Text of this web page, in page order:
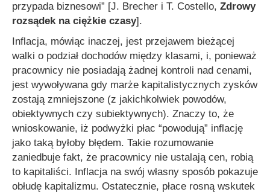
przypada biznesowi” [J. Brecher i T. Costello, Zdrowy
rozsądek na ciężkie czasy].
Inflacja, mówiąc inaczej, jest przejawem bieżącej
walki o podział dochodów między klasami, i, ponieważ
pracownicy nie posiadają żadnej kontroli nad cenami,
jest wywoływana gdy marże kapitalistycznych zysków
zostają zmniejszone (z jakichkolwiek powodów,
obiektywnych czy subiektywnych). Znaczy to, że
wnioskowanie, iż podwyżki płac “powodują” inflację
jako taką byłoby błędem. Takie rozumowanie
zaniedbuje fakt, że pracownicy nie ustalają cen, robią
to kapitaliści. Inflacja na swój własny sposób pokazuje
obłudę kapitalizmu. Ostatecznie, płace rosną wskutek